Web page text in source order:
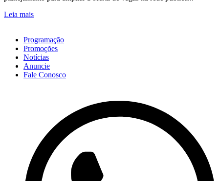
Leia mais
Programação
Promoções
Notícias
Anuncie
Fale Conosco